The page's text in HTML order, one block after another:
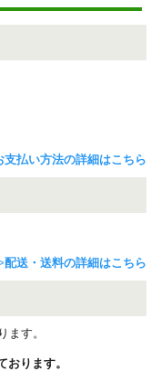
支払い方法の詳細はこちら
配送・送料の詳細はこちら
ます。
ります。